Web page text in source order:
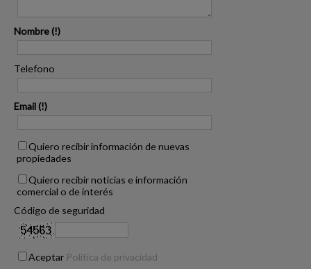
Nombre
Telefono
Email
Quiero recibir información de nuevas
propiedades
Quiero recibir noticias e información
comercial o de interés
Código de seguridad
Aceptar Política de privacidad